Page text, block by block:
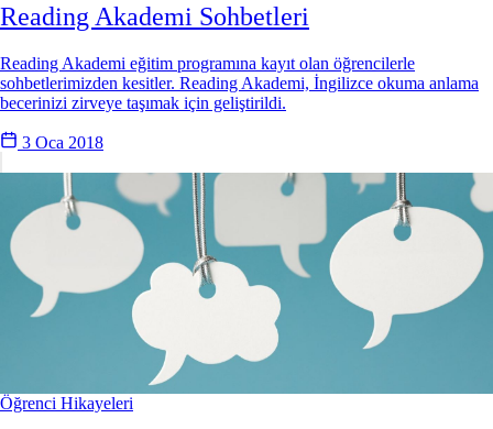
Reading Akademi Sohbetleri
Reading Akademi eğitim programına kayıt olan öğrencilerle
sohbetlerimizden kesitler. Reading Akademi, İngilizce okuma anlama
becerinizi zirveye taşımak için geliştirildi.
3 Oca 2018
Öğrenci Hikayeleri